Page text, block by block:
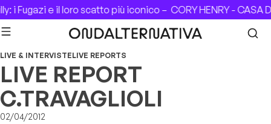
Skip to content
Fugazi e il loro scatto più iconico –CORY HENRY - CASA
LIVE & INTERVISTELIVE REPORTS
LIVE REPORT
C.TRAVAGLIOLI
02/04/2012